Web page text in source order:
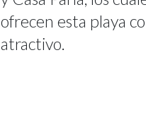
ofrecen esta playa
atractivo.